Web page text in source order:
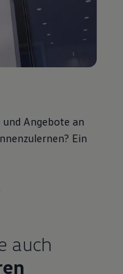
Angebote an
Ein
auch